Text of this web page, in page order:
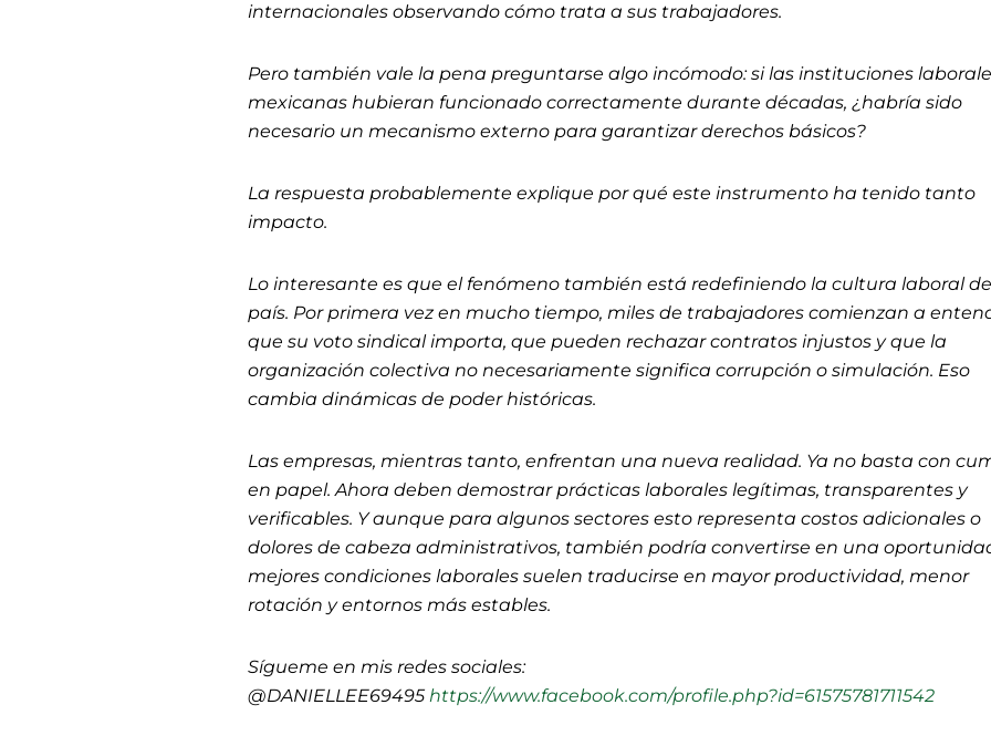
internacionales observando cómo trata a sus trabajadores.
Pero también vale la pena preguntarse algo incómodo: si las instituciones
mexicanas hubieran funcionado correctamente durante décadas, ¿habría sido
necesario un mecanismo externo para garantizar derechos básicos?
La respuesta probablemente explique por qué este instrumento ha tenido tanto
impacto.
Lo interesante es que el fenómeno también está redefiniendo la cultura laboral
país. Por primera vez en mucho tiempo, miles de trabajadores comienzan a
que su voto sindical importa, que pueden rechazar contratos injustos y que la
organización colectiva no necesariamente significa corrupción o simulación. Eso
cambia dinámicas de poder históricas.
Las empresas, mientras tanto, enfrentan una nueva realidad. Ya no basta con
en papel. Ahora deben demostrar prácticas laborales legítimas, transparentes y
verificables. Y aunque para algunos sectores esto representa costos adicionales o
dolores de cabeza administrativos, también podría convertirse en una
mejores condiciones laborales suelen traducirse en mayor productividad, menor
rotación y entornos más estables.
Sígueme en mis redes sociales:
@DANIELLEE69495https://www.facebook.com/profile.php?id=61575781711542